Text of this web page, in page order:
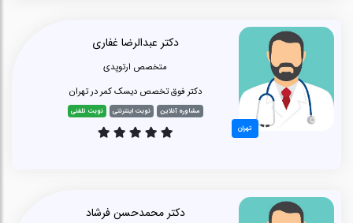
تهران
دکتر عبدالرضا غفاری
متخصص ارتوپدی
دکتر فوق تخصص دیسک کمر در تهران
مشاوره آنلاین نوبت اینترنتی نوبت تلفنی
دکتر محمدحسن فرشاد